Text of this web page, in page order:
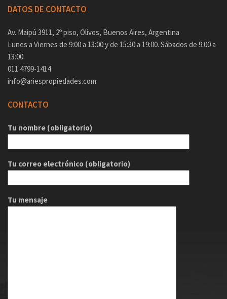
DATOS DE CONTACTO
Av. Maipú 3911, 2º piso, Olivos, Buenos Aires, Argentina
Lunes a Viernes de 9:00 a 13:00 y de 15:30 a 19:00. Sábados de 9:00 a
13:00.
011 4799-1414
info@ariespropiedades.com
CONTACTO
Tu nombre (obligatorio)
Tu correo electrónico (obligatorio)
Tu mensaje